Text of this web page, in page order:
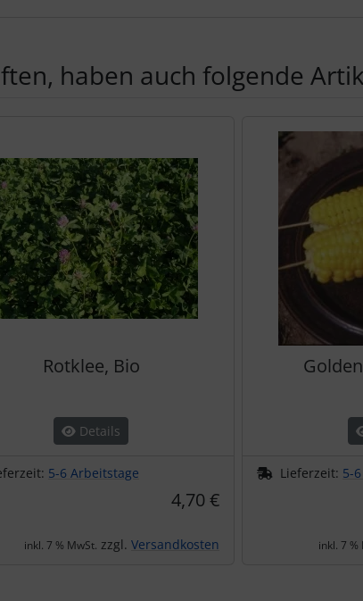
haben auch folgende
Rotklee, Bio
Details
5-6 Arbeitstage
4,70 €
inkl. 7 % MwSt. zzgl. Versandkosten
Lieferzeit: 5-
inkl. 7 %